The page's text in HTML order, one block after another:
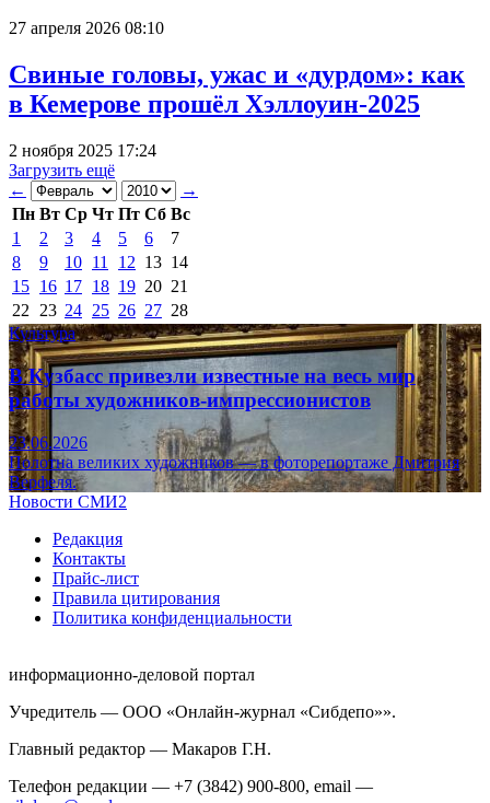
27 апреля 2026 08:10
Свиные головы, ужас и «дурдом»: как
в Кемерове прошёл Хэллоуин-2025
2 ноября 2025 17:24
Загрузить ещё
←
→
Пн Вт Ср Чт Пт Сб Вс
1
2 3 4 5 6
7
8
9 10 11 12 13 14
15 16 17 18 19 20 21
22
23 24 25 26 27 28
Культура
В Кузбасс привезли известные на весь мир
работы художников-импрессионистов
23.06.2026
Полотна великих художников — в фоторепортаже Дмитрия
Верфеля.
Новости СМИ2
Редакция
Контакты
Прайс-лист
Правила цитирования
Политика конфиденциальности
информационно-деловой портал
Учредитель — ООО «Онлайн-журнал «Сибдепо»».
Главный редактор — Макаров Г.Н.
Телефон редакции — +7 (3842) 900-800, email —